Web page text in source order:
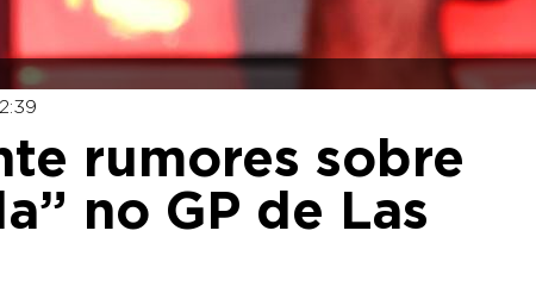
rumores sobre
no GP de Las